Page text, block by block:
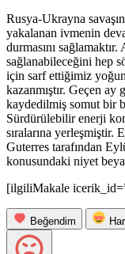
Rusya-Ukrayna
yakalanan ivmenin
durmasını
sağlanabileceğini hep
için sarf ettiğimiz
kazanmıştır. Geçen ay
kaydedilmiş somut bir
Sürdürülebilir enerji
sıralarına yerleşmiştir.
Guterres tarafından
konusundaki niyet
[ilgiliMakale
Beğendim